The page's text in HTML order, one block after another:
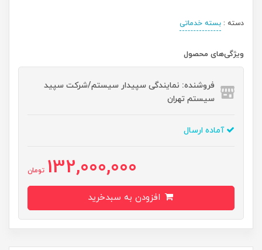
دسته : بسته خدماتی
ویژگی‌های محصول
فروشنده: نمایندگی سپیدار سیستم/شرکت سپید
سیستم تهران
آماده ارسال
132,000,000 تومان